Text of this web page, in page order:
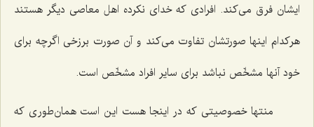
ایشان فرق می‌كند. افرادی كه خدای نكرده اهل معاصی دیگر هستند
هركدام اینها صورتشان تفاوت می‌كند و آن صورت برزخی اگرچه برای
خود آنها مشخّص نباشد برای سایر افراد مشخّص است.
منتها خصوصیتی كه در اینجا هست این است همان‌طوری كه